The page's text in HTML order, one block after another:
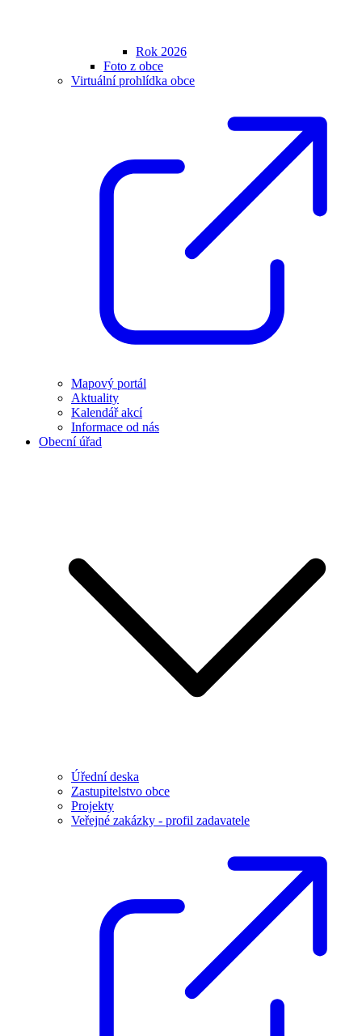
Rok 2026
Foto z obce
Virtuální prohlídka obce
Mapový portál
Aktuality
Kalendář akcí
Informace od nás
Obecní úřad
Úřední deska
Zastupitelstvo obce
Projekty
Veřejné zakázky - profil zadavatele